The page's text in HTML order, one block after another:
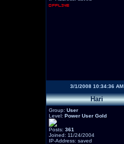
3/1/2008 10:34:36 AM
Hari
Group: User
Level: Power User Gold
Posts: 361
Joined: 11/24/2004
IP-Address: saved